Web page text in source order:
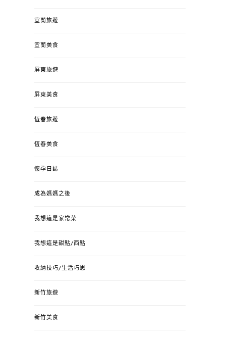
宜蘭旅遊
宜蘭美食
屏東旅遊
屏東美食
恆春旅遊
恆春美食
懷孕日誌
成為媽媽之後
我想這是家常菜
我想這是甜點/西點
收納技巧/生活巧思
新竹旅遊
新竹美食